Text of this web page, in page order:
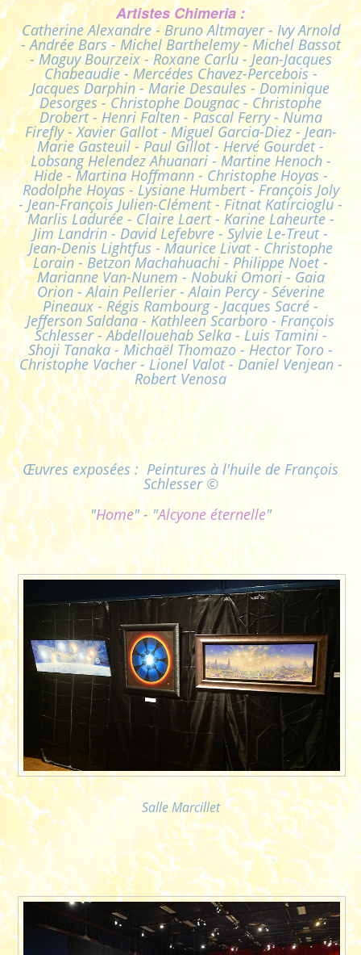
Artistes Chimeria :
Catherine Alexandre - Bruno Altmayer - Ivy Arnold
- Andrée Bars - Michel Barthelemy - Michel Bassot
- Maguy Bourzeix - Roxane Carlu - Jean-Jacques
Chabeaudie - Mercédes Chavez-Percebois -
Jacques Darphin - Marie Desaules - Dominique
Desorges - Christophe Dougnac - Christophe
Drobert - Henri Falten - Pascal Ferry - Numa
Firefly - Xavier Gallot - Miguel Garcia-Diez - Jean-
Marie Gasteuil - Paul Gillot - Hervé Gourdet -
Lobsang Helendez Ahuanari - Martine Henoch -
Hide - Martina Hoffmann - Christophe Hoyas -
Rodolphe Hoyas - Lysiane Humbert - François Joly
- Jean-François Julien-Clément - Fitnat Katircioglu -
Marlis Ladurée - Claire Laert - Karine Laheurte -
Jim Landrin - David Lefebvre - Sylvie Le-Treut -
Jean-Denis Lightfus - Maurice Livat - Christophe
Lorain - Betzon Machahuachi - Philippe Noet -
Marianne Van-Nunem - Nobuki Omori - Gaia
Orion - Alain Pellerier - Alain Percy - Séverine
Pineaux - Régis Rambourg - Jacques Sacré -
Jefferson Saldana - Kathleen Scarboro - François
Schlesser - Abdellouehab Selka - Luis Tamini -
Shoji Tanaka - Michaël Thomazo - Hector Toro -
Christophe Vacher - Lionel Valot - Daniel Venjean -
Robert Venosa
Œuvres exposées : Peintures à l'huile de François
Schlesser ©
"Home" - "Alcyone éternelle"
Salle Marcillet